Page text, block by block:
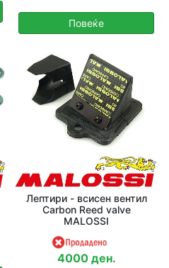
Повеќе
Лептири - всисен вентил
Carbon Reed valve
MALOSSI
4000 ден.